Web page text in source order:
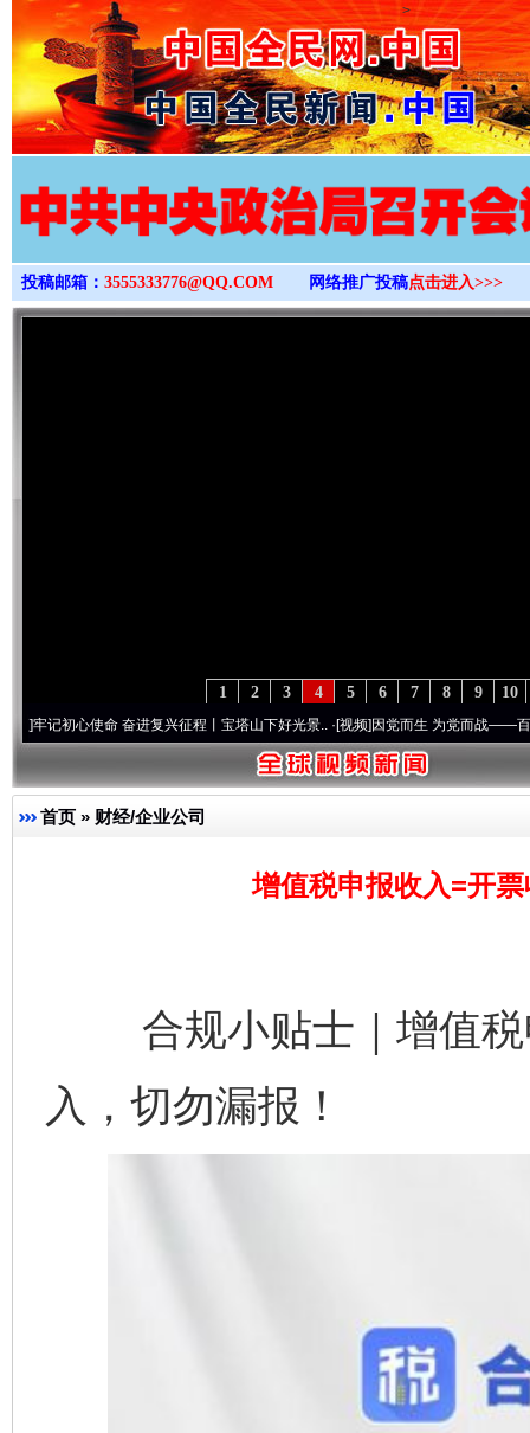
>
投稿邮箱： 3555333776@QQ.COM 网络推广投稿点击进入>>>
10
9
8
7
6
5
4
3
2
1
心使命 奋进复兴征程丨宝塔山下好光景..·[视频]因党而生 为党而战——百年“纪”事⑧
首页 » 财经/企业公司
增值税申报收入=开
合规小贴士｜增值税
入，切勿漏报！